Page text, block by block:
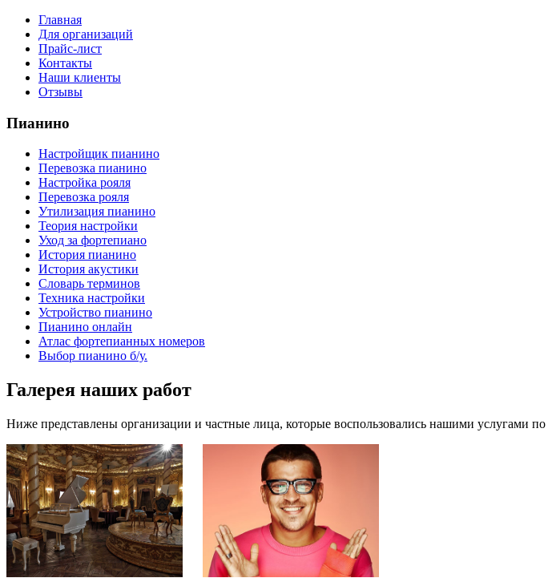
Главная
Для организаций
Прайс-лист
Контакты
Наши клиенты
Отзывы
Пианино
Настройщик пианино
Перевозка пианино
Настройка рояля
Перевозка рояля
Утилизация пианино
Теория настройки
Уход за фортепиано
История пианино
История акустики
Словарь терминов
Техника настройки
Устройство пианино
Пианино онлайн
Атлас фортепианных номеров
Выбор пианино б/у.
Галерея наших работ
Ниже представлены организации и частные лица, которые воспользовались нашими услугами по